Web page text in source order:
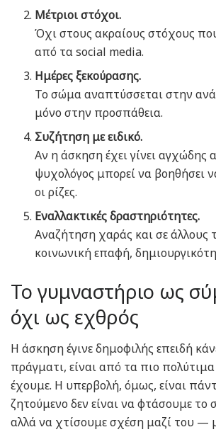
Μέτριοι στόχοι.
Όχι στους ακραίους στόχους
από τα social media.
Ημέρες ξεκούρασης.
Το σώμα αναπτύσσεται στην
μόνο στην προσπάθεια.
Συζήτηση με ειδικό.
Αν η άσκηση έχει γίνει αγχώδης
ψυχολόγος μπορεί να βοηθήσει
οι ρίζες.
Εναλλακτικές δραστηριότητες.
Αναζήτηση χαράς και σε άλλους
κοινωνική επαφή,
Το γυμναστήριο ως
όχι ως εχθρός
Η άσκηση έγινε δημοφιλής επειδή
πράγματι, είναι από τα πιο
έχουμε. Η υπερβολή, όμως, είναι
ζητούμενο δεν είναι να φτάσουμε το
αλλά να χτίσουμε σχέση μαζί του —